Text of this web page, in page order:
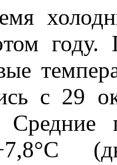
году.
с 29
+7,8°С